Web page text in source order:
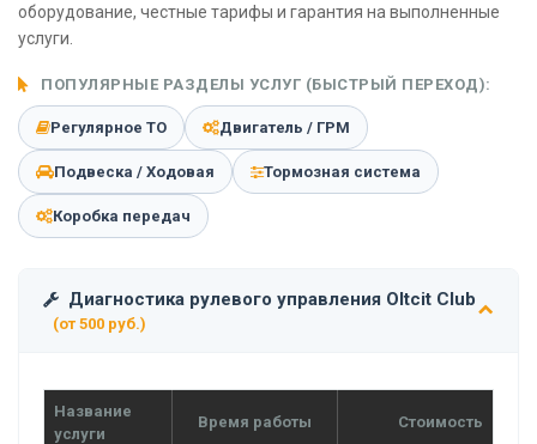
оборудование, честные тарифы и гарантия на выполненные
услуги.
ПОПУЛЯРНЫЕ РАЗДЕЛЫ УСЛУГ (БЫСТРЫЙ ПЕРЕХОД):
Регулярное ТО Двигатель / ГРМ
Подвеска / Ходовая Тормозная система
Коробка передач
Диагностика рулевого управления Oltcit Club
(от 500 руб.)
Название
услуги
Время работы Стоимость